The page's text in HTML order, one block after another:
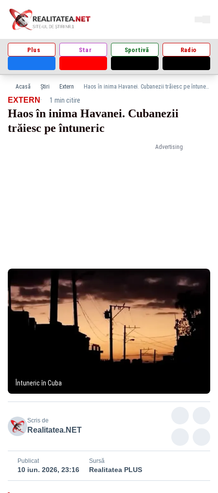
Plus Star Sportivă Radio
Acasă Știri Extern Haos în inima Havanei. Cubanezii trăiesc pe întuneric
Advertising
EXTERN · 1 min citire
Haos în inima Havanei. Cubanezii
trăiesc pe întuneric
Întuneric în Cuba
Scris de
Realitatea.NET
Publicat
10 iun. 2026, 23:16
Sursă
Realitatea PLUS